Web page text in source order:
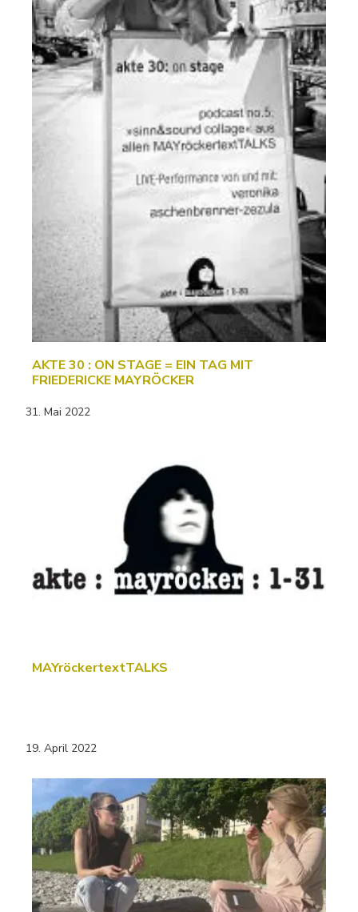
AKTE 30 : ON STAGE = EIN TAG MIT
FRIEDERICKE MAYRÖCKER
31. Mai 2022
MAYröckertextTALKS
19. April 2022